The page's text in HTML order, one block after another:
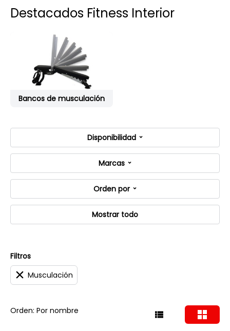
Destacados Fitness Interior
Bancos de musculación
Disponibilidad
Marcas
Orden por
Mostrar todo
Filtros
Musculación
Orden: Por nombre